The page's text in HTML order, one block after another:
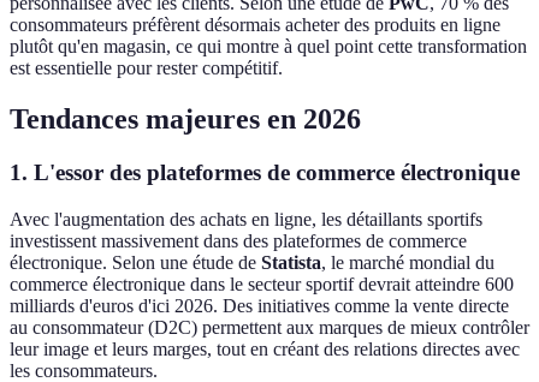
consommateurs préfèrent désormais acheter des produits en ligne
plutôt qu'en magasin, ce qui montre à quel point cette transformation
est essentielle pour rester compétitif.
Tendances majeures en 2026
1. L'essor des plateformes de commerce électronique
Avec l'augmentation des achats en ligne, les détaillants sportifs
investissent massivement dans des plateformes de commerce
électronique. Selon une étude de Statista, le marché mondial du
commerce électronique dans le secteur sportif devrait atteindre 600
milliards d'euros d'ici 2026. Des initiatives comme la vente directe
au consommateur (D2C) permettent aux marques de mieux contrôler
leur image et leurs marges, tout en créant des relations directes avec
les consommateurs.